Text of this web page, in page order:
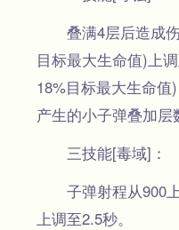
叠满4层后造成伤
目标最大生命值)上
18%目标最大生命
产生的小子弹叠加层
三技能[毒域]：
子弹射程从900上
上调至2.5秒。